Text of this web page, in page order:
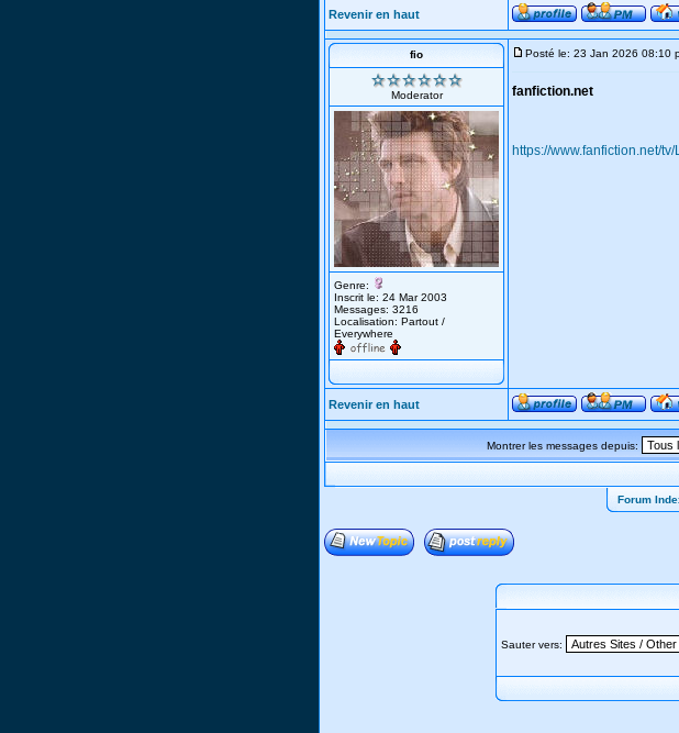
Revenir en haut
fio
Moderator
Genre:
Inscrit le: 24 Mar 2003
Messages: 3216
Localisation: Partout /
Everywhere
Posté le: 23 Jan 2026 08:10
fanfiction.net
https://www.fanfiction.net/
Revenir en haut
Montrer les messages depuis:
Forum
Sauter vers: